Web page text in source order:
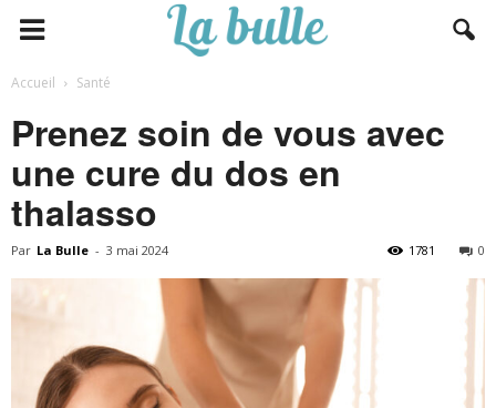
Accueil Santé
Prenez soin de vous avec
une cure du dos en
thalasso
Par La Bulle - 3 mai 2024 0
1781